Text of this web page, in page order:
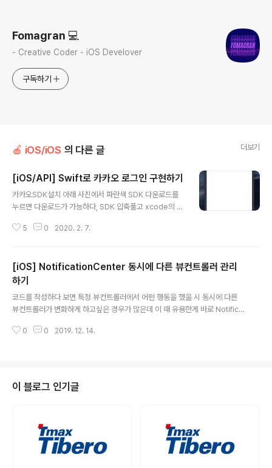
Fomagran 💻
- Creative Coder - iOS Develover
구독하기
🍎 iOS/iOS 의 다른 글 더보기
[iOS/API] Swift로 카카오 로그인 구현하기
카카오SDK설치 아래 사진에서 파란색 SDK 다운로드를
누르면 다운로드가 가능하다, SDK 압축풀고 xcode의 G
ded Content 이 부분에 플러스 버튼을 눌러준다. (난 이
단 Add Other에서 Add Files를 눌러준다 그리고 아까
다운받았던 SDK에서 KakaoOpenSDK.framework를
추가해준다. 그러면 다음과 같이 추가되있는 걸 볼 수 있을
것이다. 그리고 Build Settings의 Linking의 Other Lin
로퍼 사이트에..
5 0 2020. 2. 7.
[iOS] NotificationCenter 동시에 다른 뷰컨트롤러 관리
하기
코드를 작성하다 보면 특정 뷰컨트롤러에서 어떤 행동을 했을 시 동시에 다른
뷰컨트롤러가 변화하게 하고싶은 경우가 많은데 이 때 유용한게 바로 Notificat
otificationCenter.default.post(name: NSNotification.Name("Notific
ctor(SearchExchangeTag.notifiactionFired(_:))..
0 0 2019. 12. 14.
이 블로그 인기글